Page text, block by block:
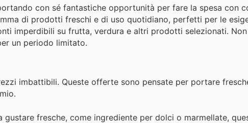
con sé fantastiche opportunità per fare la spesa con
di prodotti freschi e di uso quotidiano, perfetti per le
imperdibili su frutta, verdura e altri prodotti selezionati.
un periodo limitato.
imbattibili. Queste offerte sono pensate per portare
fresche, come ingrediente per dolci o marmellate,